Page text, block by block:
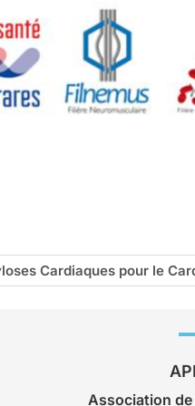
Cardiaques pour le
Association